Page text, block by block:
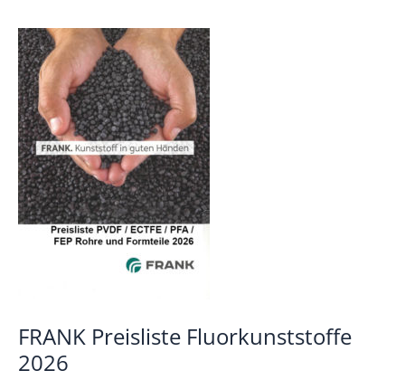
Gesamtpreisliste
FRANK Preisliste Fluorkunststoffe
2026